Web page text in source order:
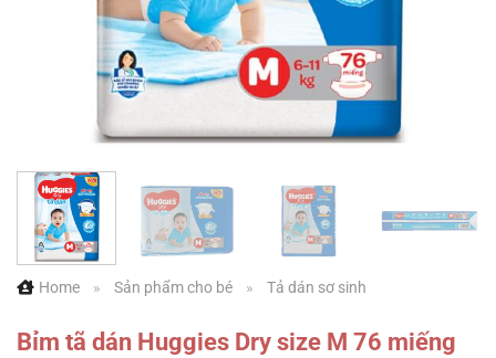
Home » Sản phẩm cho bé » Tả dán sơ sinh
Bỉm tã dán Huggies Dry size M 76 miếng